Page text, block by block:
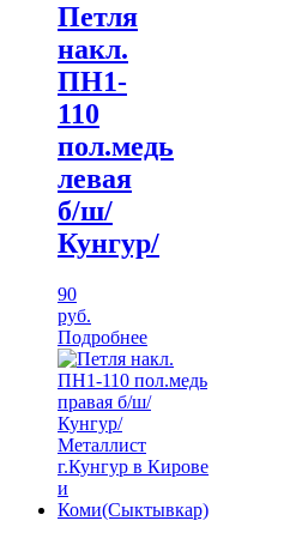
Петля
накл.
ПН1-
110
пол.медь
левая
б/ш/
Кунгур/
90
руб.
Подробнее